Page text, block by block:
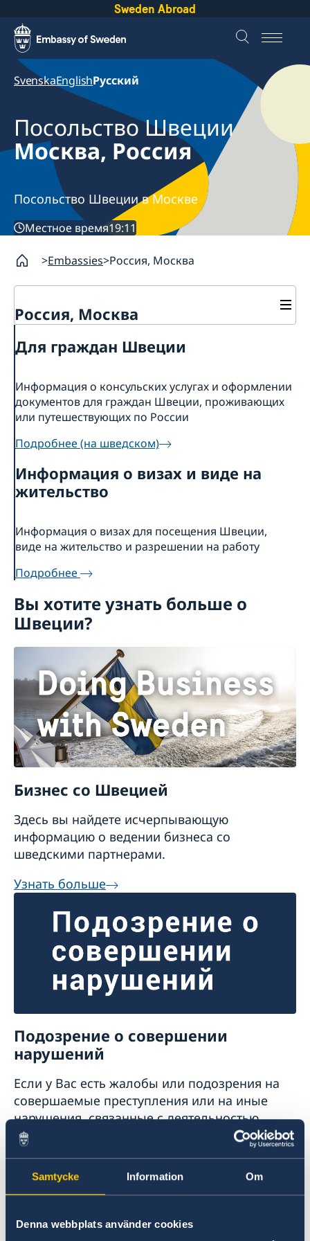
Samtycke Information Om
Denna webbplats använder cookies
Sweden Abroad
SvenskaEnglishРусский
Посольство Швеции
Москва, Россия
Посольство Швеции в Москве
Местное время19:11
Embassies Россия, Москва
Россия, Москва
Контакты
Информация для шведских граждан в России
Для граждан Швеции
Информация о консульских услугах и оформлении
документов для граждан Швеции, проживающих
или путешествующих по России
Подробнее (на шведском)
Информация о визах и виде на
жительство
Информация о визах для посещения Швеции,
виде на жительство и разрешении на работу
Подробнее
Вы хотите узнать больше о
Швеции?
Бизнес со Швецией
Здесь вы найдете исчерпывающую
информацию о ведении бизнеса со
шведскими партнерами.
Узнать больше
Подозрение о совершении
нарушений
Если у Вас есть жалобы или подозрения на
совершаемые преступления или на иные
нарушения, связанные с деятельностью
дипломатической миссии за рубежом, Вы
можете сообщить об этом в Министерство
иностранных дел Швеции.
Подать жалобу на дипломатическую
миссию (на английском языке)